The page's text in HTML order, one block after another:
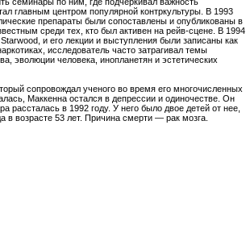
семинары по ним, где подчеркивал важность
главным центром популярной контркультуры. В 1993
препараты были сопоставлены и опубликованы в
среди тех, кто был активен на рейв-сцене. В 1994
и его лекции и выступления были записаны как
исследователь часто затрагивал темы
эволюции человека, инопланетян и эстетических
сопровождал ученого во время его многочисленных
Маккенна остался в депрессии и одиночестве. Он
рассталась в 1992 году. У него было двое детей от нее,
в возрасте 53 лет. Причина смерти — рак мозга.